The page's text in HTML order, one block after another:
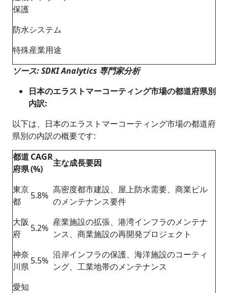
保護
防水システム
特殊産業用途
ソース: SDKI Analytics 専門家分析
日本のエラストマーコーティング市場の都道府県別
内訳:
以下は、日本のエラストマーコーティング市場の都道府
県別の内訳の概要です:
都道
府県
CAGR
(%)
主な成長要因
東京
都
5.8%
高密度都市建設、屋上防水需要、商業ビル
のメンテナンス要件
大阪
府
5.2%
産業施設の拡張、港湾インフラのメンテナ
ンス、商業施設の再開発プロジェクト
神奈
川県
5.5%
沿岸インフラの保護、海洋施設のコーティ
ング、工業地帯のメンテナンス
愛知